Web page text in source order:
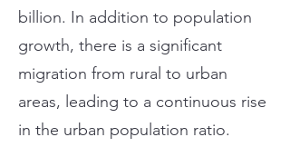
billion. In addition to population
growth, there is a significant
migration from rural to urban
areas, leading to a continuous rise
in the urban population ratio.